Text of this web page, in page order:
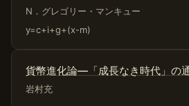
N．グレゴリー・マンキュー
y=c+i+g+(x-m)
貨幣進化論―「成長なき時代」の
岩村充